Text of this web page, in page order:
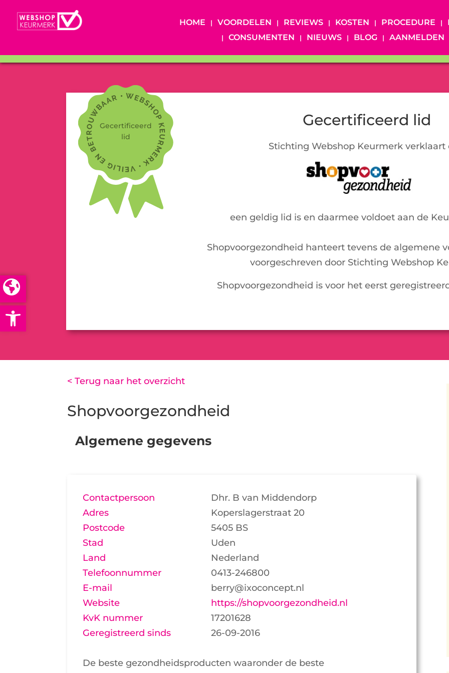
Open toolbar
HOME VOORDELEN REVIEWS KOSTEN PROCEDURE
CONSUMENTEN
NIEUWS BLOG AANMELDEN
Gecertificeerd
lid
Gecertificeerd lid
Stichting Webshop Keurmerk verklaart
een geldig lid is en daarmee voldoet aan de
Shopvoorgezondheid hanteert tevens de algemene
voorgeschreven door Stichting Webshop
Shopvoorgezondheid is voor het eerst
< Terug naar het overzicht
Shopvoorgezondheid
Algemene gegevens
Contactpersoon
Dhr. B van Middendorp
Adres
Koperslagerstraat 20
Postcode
5405 BS
Stad
Uden
Land
Nederland
Telefoonnummer
0413-246800
E-mail
berry@ixoconcept.nl
Website
https://shopvoorgezondheid.nl
KvK nummer
17201628
Geregistreerd sinds
26-09-2016
De beste gezondheidsproducten waaronder de beste